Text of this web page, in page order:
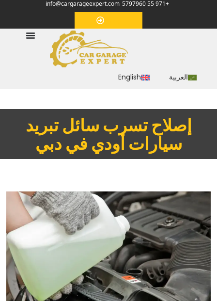
+971 55 5797960
info@cargarageexpert.com
‏موعد‏
العربية English
إصلاح تسرب سائل تبريد
سيارات أودي في دبي